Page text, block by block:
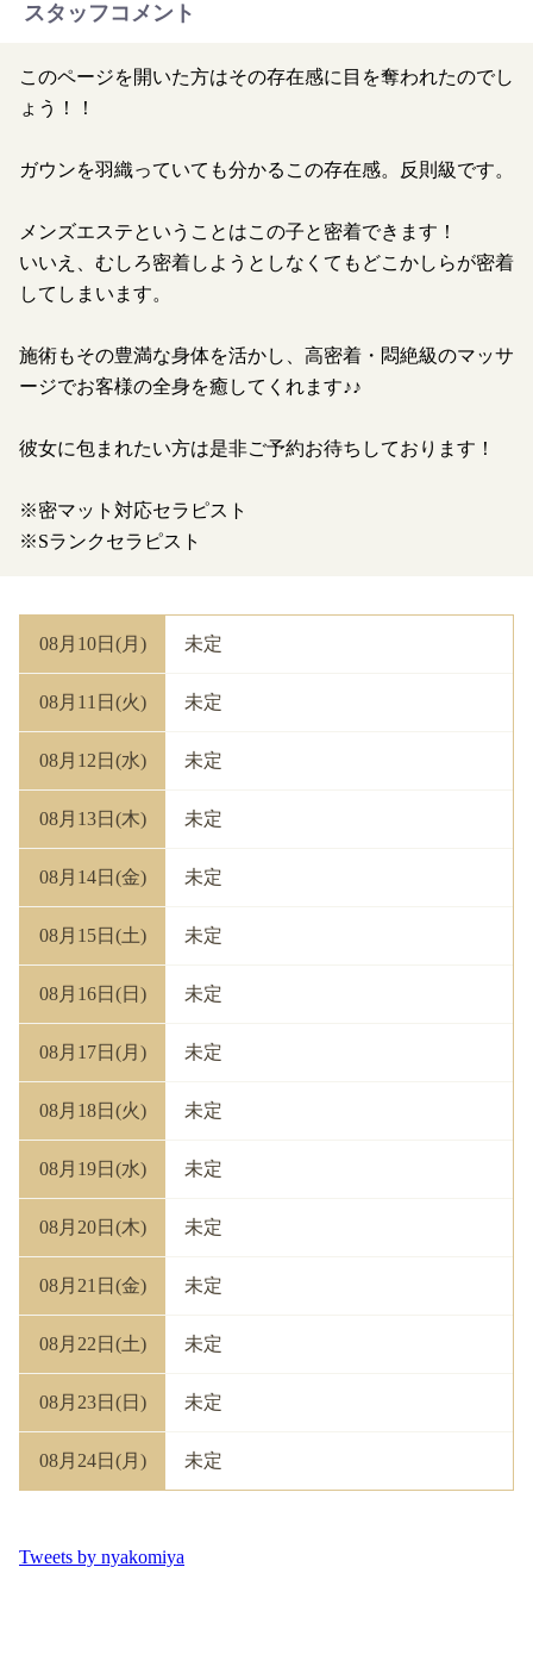
スタッフコメント
このページを開いた方はその存在感に目を奪われたのでし
ょう！！
ガウンを羽織っていても分かるこの存在感。反則級です。
メンズエステということはこの子と密着できます！
いいえ、むしろ密着しようとしなくてもどこかしらが密着
してしまいます。
施術もその豊満な身体を活かし、高密着・悶絶級のマッサ
ージでお客様の全身を癒してくれます♪♪
彼女に包まれたい方は是非ご予約お待ちしております！
※密マット対応セラピスト
※Sランクセラピスト
08月10日(月) 未定
08月11日(火) 未定
08月12日(水) 未定
08月13日(木) 未定
08月14日(金) 未定
08月15日(土) 未定
08月16日(日) 未定
08月17日(月) 未定
08月18日(火) 未定
08月19日(水) 未定
08月20日(木) 未定
08月21日(金) 未定
08月22日(土) 未定
08月23日(日) 未定
08月24日(月) 未定
Tweets by nyakomiya